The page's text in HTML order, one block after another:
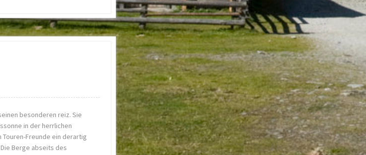
besonderen reiz. Sie
in der herrlichen
Freunde ein derartig
Berge abseits des